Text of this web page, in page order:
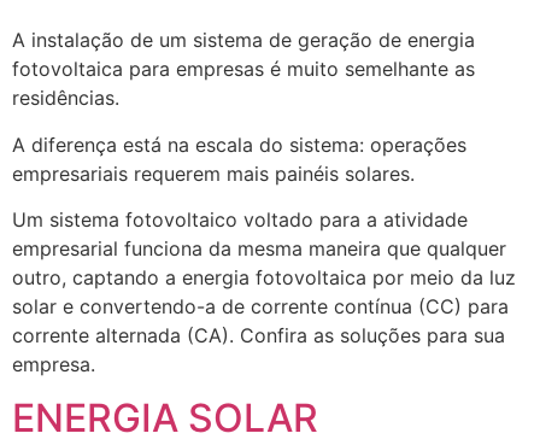
A instalação de um sistema de geração de energia
fotovoltaica para empresas é muito semelhante as
residências.
A diferença está na escala do sistema: operações
empresariais requerem mais painéis solares.
Um sistema fotovoltaico voltado para a atividade
empresarial funciona da mesma maneira que qualquer
outro, captando a energia fotovoltaica por meio da luz
solar e convertendo-a de corrente contínua (CC) para
corrente alternada (CA). Confira as soluções para sua
empresa.
ENERGIA SOLAR